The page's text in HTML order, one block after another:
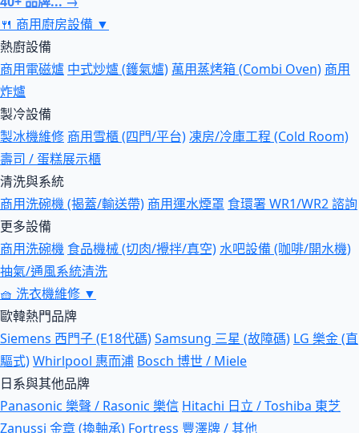
🍴 商用廚房設備 ▼
熱廚設備
商用電磁爐 中式炒爐 (鑊氣爐) 萬用蒸烤箱 (Combi Oven) 商用
炸爐
製冷設備
製冰機維修 商用雪櫃 (四門/平台)凍房/冷庫工程 (Cold Room)
壽司 / 蛋糕展示櫃
清洗與系統
商用洗碗機 (揭蓋/輸送帶) 商用運水煙罩 食環署 WR1/WR2 諮詢
更多設備
商用洗碗機 食品機械 (切肉/攪拌/真空)水吧設備 (咖啡/開水機)
抽氣/通風系統清洗
🧺 洗衣機維修 ▼
歐韓熱門品牌
Siemens 西門子 (E18代碼)Samsung 三星 (故障碼) LG 樂金 (直
驅式)Whirlpool 惠而浦 Bosch 博世 / Miele
日系與其他品牌
Panasonic 樂聲 / Rasonic 樂信 Hitachi 日立 / Toshiba 東芝
Zanussi 金章 (換軸承) Fortress 豐澤牌 / 其他